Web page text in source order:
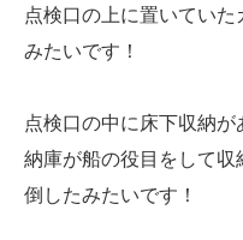
点検口の上に置いてい
みたいです！
点検口の中に床下収納
納庫が船の役目をして
倒したみたいです！